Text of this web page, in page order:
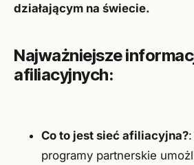
działającym na świecie.
Najważniejsze
afiliacyjnych:
Co to jest sieć afiliacyjna?
programy partnerskie